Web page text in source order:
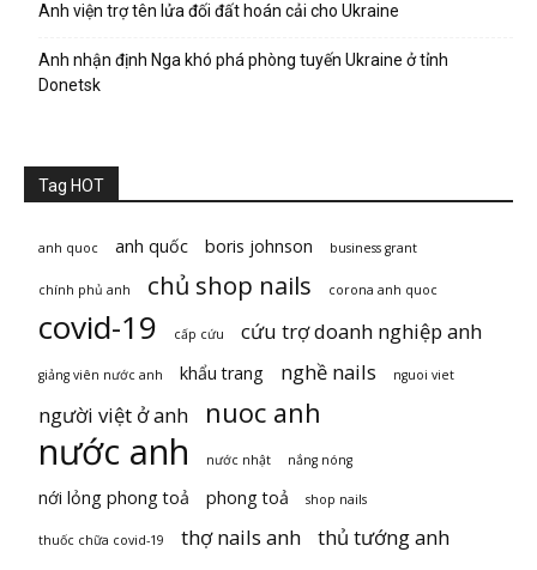
Anh viện trợ tên lửa đối đất hoán cải cho Ukraine
Anh nhận định Nga khó phá phòng tuyến Ukraine ở tỉnh
Donetsk
Tag HOT
anh quoc anh quốc boris johnson business grant
chính phủ anh chủ shop nails corona anh quoc
covid-19 cấp cứu cứu trợ doanh nghiệp anh
giảng viên nước anh khẩu trang nghề nails nguoi viet
người việt ở anh nuoc anh
nước anh nước nhật nắng nóng
nới lỏng phong toả phong toả shop nails
thuốc chữa covid-19 thợ nails anh thủ tướng anh